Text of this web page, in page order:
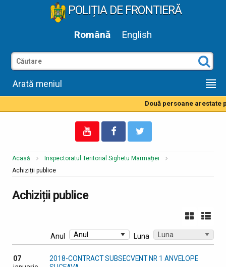
POLIȚIA DE FRONTIERĂ
Română English
Arată meniul
Două persoane arestate
Acasă
Inspectoratul Teritorial Sighetu Marmației
Achiziții publice
Achiziții publice
Luna
Anul
07
2018-CONTRACT SUBSECVENT NR 1 ANVELOPE